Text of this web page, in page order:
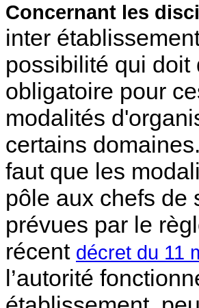
Concernant les
inter
possibilité qui
obligatoire pour
modalités
certains
faut que les
pôle aux chefs de
prévues par le
récent décret du 11
l’autorité